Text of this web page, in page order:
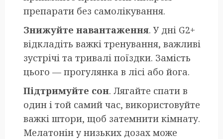
препарати без самолікування.
Знижуйте навантаження. У дні G2+
відкладіть важкі тренування, важливі
зустрічі та тривалі поїздки. Замість
цього — прогулянка в лісі або йога.
Підтримуйте сон. Лягайте спати в
один і той самий час, використовуйте
важкі штори, щоб затемнити кімнату.
Мелатонін у низьких дозах може